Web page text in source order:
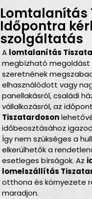
Lomtalanítás
Időpontra
szolgáltatás
A lomtalanítás
megbízható megoldást
szeretnének
elhasználódott vagy
panellakásról, családi
vállalkozásról, az
Tiszatardoson
időbeosztásához
Így nem szükséges a
elkerülhetők a
esetleges bírságok. Az
lomelszállítás
otthona és környezete
maradjon.